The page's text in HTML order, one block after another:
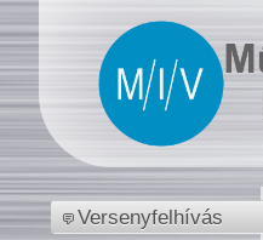
Versenyfelhívás